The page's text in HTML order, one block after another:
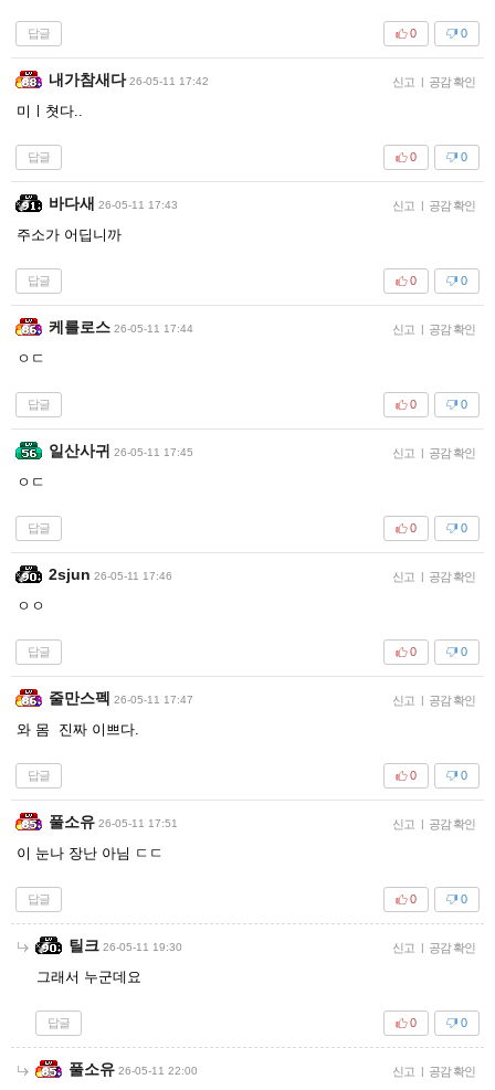
답글 0
0
내가참새다 26-05-11 17:42 신고 | 공감 확인
미ㅣ쳣다..
답글 0
0
바다새 26-05-11 17:43 신고 | 공감 확인
주소가 어딥니까
답글 0
0
케를로스 26-05-11 17:44 신고 | 공감 확인
ㅇㄷ
답글 0
0
일산사귀 26-05-11 17:45 신고 | 공감 확인
ㅇㄷ
답글 0
0
2sjun 26-05-11 17:46 신고 | 공감 확인
ㅇㅇ
답글 0
0
줄만스펙 26-05-11 17:47 신고 | 공감 확인
와 몸 진짜 이쁘다.
답글 0
0
풀소유 26-05-11 17:51 신고 | 공감 확인
이 눈나 장난 아님 ㄷㄷ
답글 0
0
틸크 26-05-11 19:30 신고 | 공감 확인
그래서 누군데요
답글 0
0
풀소유 26-05-11 22:00 신고 | 공감 확인